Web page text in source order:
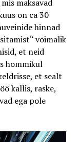
maksavad
on ca 30
hinnad
võimalik
et neid
hommikul
et sealt
kallis, raske,
ega pole